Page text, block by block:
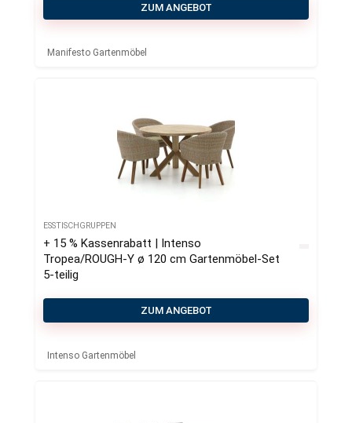
ZUM ANGEBOT
Manifesto Gartenmöbel
ESSTISCHGRUPPEN
+ 15 % Kassenrabatt | Intenso
Tropea/ROUGH-Y ø 120 cm Gartenmöbel-Set
5-teilig
ZUM ANGEBOT
Intenso Gartenmöbel